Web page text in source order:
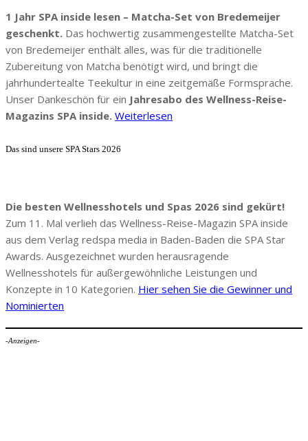
1 Jahr SPA inside lesen – Matcha-Set von Bredemeijer
geschenkt. Das hochwertig zusammengestellte Matcha-Set
von Bredemeijer enthält alles, was für die traditionelle
Zubereitung von Matcha benötigt wird, und bringt die
jahrhundertealte Teekultur in eine zeitgemäße Formsprache.
Unser Dankeschön für ein Jahresabo des Wellness-Reise-
Magazins SPA inside. Weiterlesen
Das sind unsere SPA Stars 2026
Die besten Wellnesshotels und Spas 2026 sind gekürt!
Zum 11. Mal verlieh das Wellness-Reise-Magazin SPA inside
aus dem Verlag redspa media in Baden-Baden die SPA Star
Awards. Ausgezeichnet wurden herausragende
Wellnesshotels für außergewöhnliche Leistungen und
Konzepte in 10 Kategorien. Hier sehen Sie die Gewinner und
Nominierten
-Anzeigen-